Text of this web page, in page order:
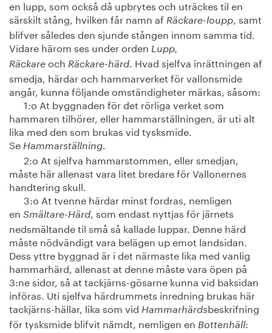
en lupp, som också då upbrytes och uträckes til en
särskilt stång, hvilken får namn af Räckare-loupp, samt
blifver således den sjunde stången innom samma tid.
Vidare härom ses under orden Lupp,
Räckare och Räckare-härd. Hvad sjelfva inrättningen af
smedja, härdar och hammarverket för vallonsmide
angår, kunna följande omständigheter märkas, såsom:
1:o At byggnaden för det rörliga verket som
hammaren tilhörer, eller hammarställningen, är uti alt
lika med den som brukas vid tysksmide.
Se Hammarställning.
2:o At sjelfva hammarstommen, eller smedjan,
måste här allenast vara litet bredare för Vallonernes
handtering skull.
3:o At tvenne härdar minst fordras, nemligen
en Smältare-Härd, som endast nyttjas för järnets
nedsmältande til små så kallade luppar. Denne härd
måste nödvändigt vara belägen up emot landsidan.
Dess yttre byggnad är i det närmaste lika med vanlig
hammarhärd, allenast at denne måste vara öpen på
3:ne sidor, så at tackjärns-gösarne kunna vid baksidan
införas. Uti sjelfva härdrummets inredning brukas här
tackjärns-hällar, lika som vid Hammarhärdsbeskrifning
för tysksmide blifvit nämdt, nemligen en Bottenhäll: